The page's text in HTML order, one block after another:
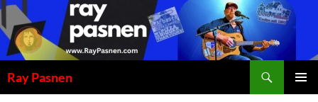
Skip
to
content
Ray Pasnen